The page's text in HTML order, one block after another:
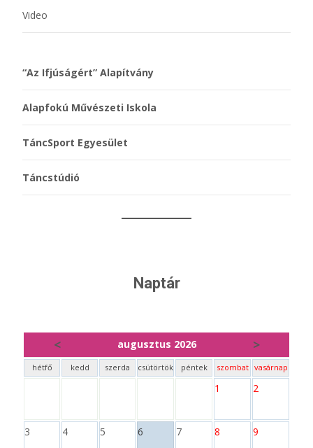
Video
“Az Ifjúságért” Alapítvány
Alapfokú Művészeti Iskola
TáncSport Egyesület
Táncstúdió
Naptár
< augusztus 2026 >
hétfő kedd szerda csütörtök péntek szombat vasárnap
1 2
3 4 5 6 7 8 9